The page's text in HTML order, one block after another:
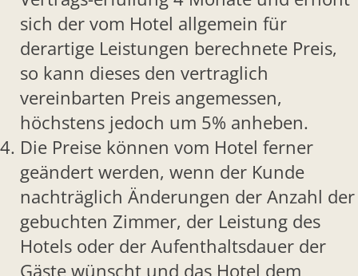
sich der vom Hotel allgemein für
derartige Leistungen berechnete Preis,
so kann dieses den vertraglich
vereinbarten Preis angemessen,
höchstens jedoch um 5% anheben.
Die Preise können vom Hotel ferner
geändert werden, wenn der Kunde
nachträglich Änderungen der Anzahl der
gebuchten Zimmer, der Leistung des
Hotels oder der Aufenthaltsdauer der
Gäste wünscht und das Hotel dem